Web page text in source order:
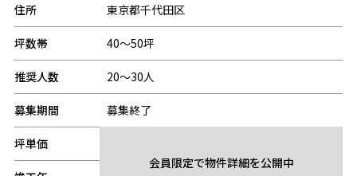
住所 東京都千代田区
坪数帯 40～50坪
推奨人数 20～30人
募集期間 募集終了
坪単価
会員限定で物件詳細を公開中